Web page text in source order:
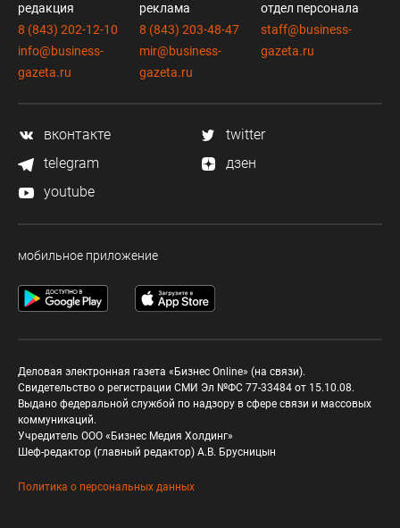
редакция
8 (843) 202-12-10
info@business-
gazeta.ru
реклама
8 (843) 203-48-47
mir@business-
gazeta.ru
отдел персонала
staff@business-
gazeta.ru
вконтакте
twitter
telegram
дзен
youtube
мобильное приложение
Деловая электронная газета «Бизнес Online» (на связи).
Свидетельство о регистрации СМИ Эл №ФС 77-33484 от 15.10.08.
Выдано федеральной службой по надзору в сфере связи и массовых
коммуникаций.
Учредитель ООО «Бизнес Медия Холдинг»
Шеф-редактор (главный редактор) А.В. Брусницын
Политика о персональных данных